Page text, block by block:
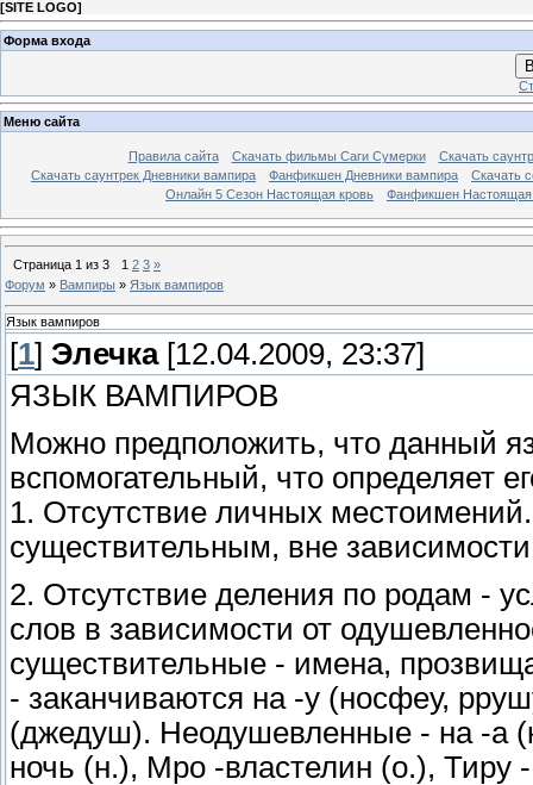
[SITE LOGO]
Форма входа
Меню сайта
Правила сайта Скачать фильмы Саги Сумерки
Скачать
Скачать саунтрек Дневники вампира
Фанфикшен Дневники вампира
Скачать
Онлайн 5 Сезон Настоящая кровь
Фанфикшен Настоящая
Страница 1 из 3 1 2 3 »
Форум » Вампиры » Язык вампиров
Язык вампиров
[1] Элечка[12.04.2009, 23:37]
ЯЗЫК ВАМПИРОВ
Можно предположить, что данный
вспомогательный, что определяет
1. Отсутствие личных
существительным, вне
2. Отсутствие деления по родам -
слов в зависимости от
существительные - имена,
- заканчиваются на -у (носфеу,
(джедуш). Неодушевленные - на -а
ночь (н.), Мро -властелин (о.),